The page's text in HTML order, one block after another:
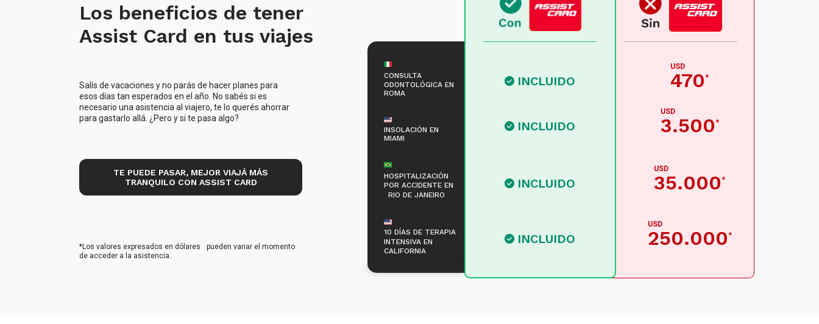
Los beneficios de tener
Assist Card en tus viajes
Salís de vacaciones y no parás de hacer planes para
esos días tan esperados en el año. No sabés si es
necesario una asistencia al viajero, te lo querés ahorrar
para gastarlo allá. ¿Pero y si te pasa algo?
TE PUEDE PASAR, MEJOR VIAJÁ MÁS
TRANQUILO CON ASSIST CARD
*Los valores expresados en dólares pueden variar el momento
de acceder a la asistencia.
CONSULTA
ODONTOLÓGICA EN
ROMA
INCLUIDO
USD
470*
INSOLACIÓN EN
MIAMI
INCLUIDO
USD
3.500*
HOSPITALIZACIÓN
POR ACCIDENTE EN
RIO DE JANEIRO
INCLUIDO
USD
35.000*
10 DÍAS DE TERAPIA
INTENSIVA EN
CALIFORNIA
INCLUIDO
USD
250.000*